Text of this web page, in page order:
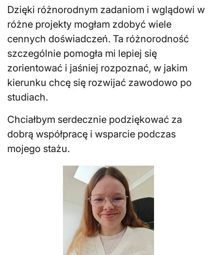
Dzięki różnorodnym zadaniom i wglądowi w
różne projekty mogłam zdobyć wiele
cennych doświadczeń. Ta różnorodność
szczególnie pomogła mi lepiej się
zorientować i jaśniej rozpoznać, w jakim
kierunku chcę się rozwijać zawodowo po
studiach.
Chciałbym serdecznie podziękować za
dobrą współpracę i wsparcie podczas
mojego stażu.